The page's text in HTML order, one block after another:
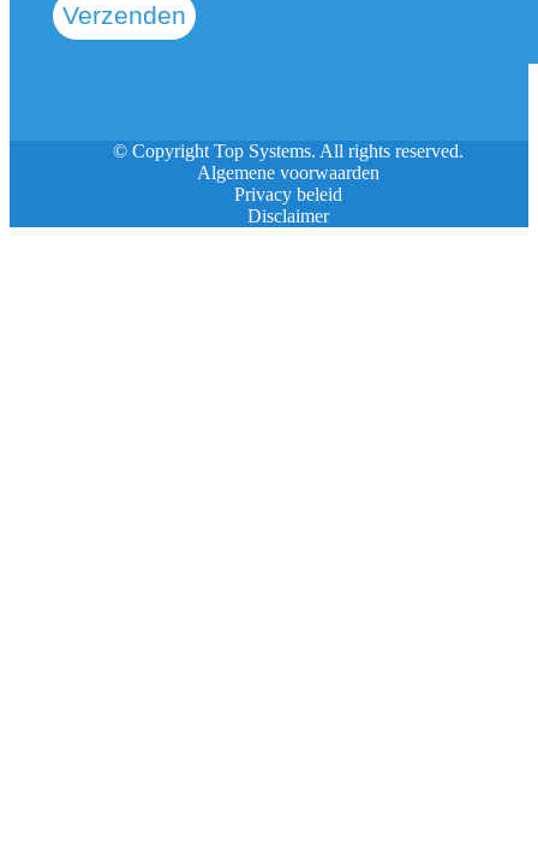
Verzenden
© Copyright Top Systems. All rights reserved.
Algemene voorwaarden
Privacy beleid
Disclaimer